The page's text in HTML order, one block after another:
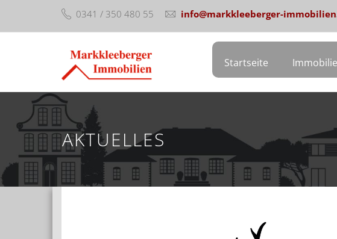
0341 / 350 480 55 info@markkleeberger-
Startseite
AKTUELLES